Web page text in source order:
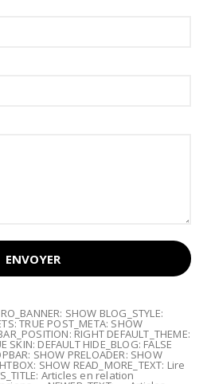
SHOW BLOG_STYLE:
TRUE POST_META: SHOW
RIGHT DEFAULT_THEME:
SKIN: DEFAULT HIDE_BLOG: FALSE
SHOW PRELOADER: SHOW
SHOW READ_MORE_TEXT: Lire
Articles en relation